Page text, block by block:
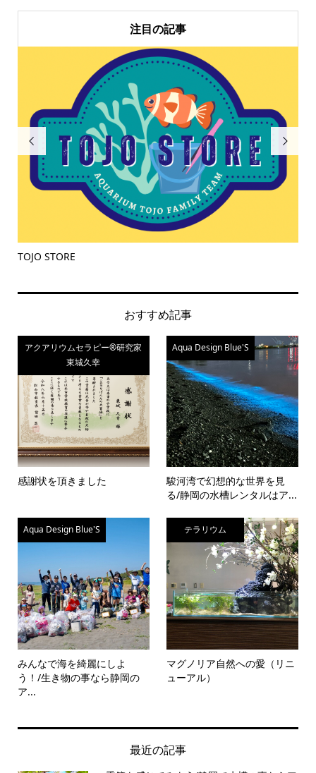
注目の記事

TOJO STORE

おすすめ記事
アクアリウムセラピー®研究家
東城久幸
感謝状を頂きました
Aqua Design Blue'S
駿河湾で幻想的な世界を見
る/静岡の水槽レンタルはア...
Aqua Design Blue'S
みんなで海を綺麗にしよ
う！/生き物の事なら静岡の
ア...
テラリウム
マグノリア自然への愛（リニ
ューアル）
最近の記事